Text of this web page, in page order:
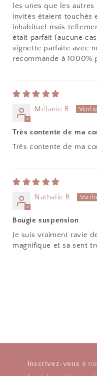
les unes que les
invités étaient touchés
inhabituel mais
était parfait (aucune
vignette parfaite avec
recommande à 1000%
Mélanie B.
Très contente de ma
Très contente de ma
Nathalie B.
Bougie suspension
Je suis vraiment ravie
magnifique et sa sent
Inscrivez-vous à